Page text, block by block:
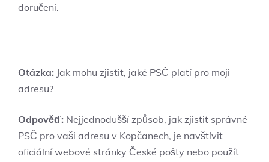
doručení.
Otázka: Jak mohu zjistit, jaké PSČ platí pro moji
adresu?
Odpověď: Nejjednodušší způsob, jak zjistit správné
PSČ pro vaši adresu v Kopčanech, je navštívit
oficiální webové stránky České pošty nebo použít